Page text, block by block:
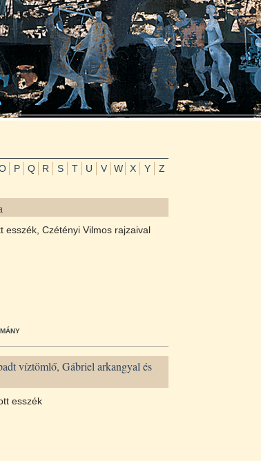
P Q R S T U V W X Y Z
esszék, Czétényi Vilmos rajzaival
ví­ztömlő, Gábriel arkangyal és
esszék